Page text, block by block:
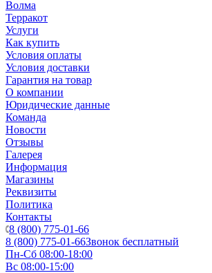
Волма
Терракот
Услуги
Как купить
Условия оплаты
Условия доставки
Гарантия на товар
О компании
Юридические данные
Команда
Новости
Отзывы
Галерея
Информация
Магазины
Реквизиты
Политика
Контакты
8 (800) 775-01-66
8 (800) 775-01-66Звонок бесплатный
Пн-Сб 08:00-18:00
Вс 08:00-15:00